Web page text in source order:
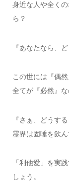
身近な人や全く
ら？
『あなたなら、
この世には『偶然
全てが『必然』な
『さぁ、どうす
霊界は固唾を飲ん
「利他愛」を実
しょう。